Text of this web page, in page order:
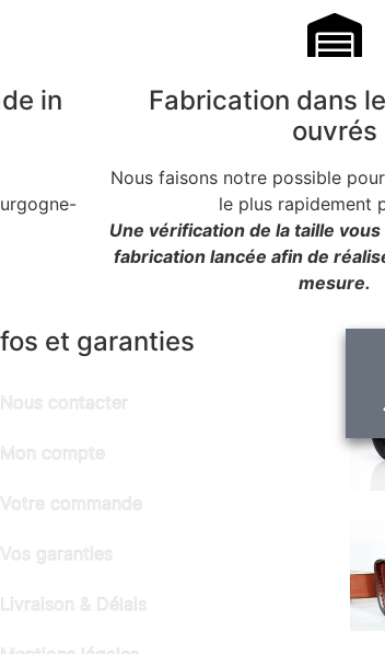
in
Fabrication dans
ouvrés
Nous faisons notre possible
le plus rapidement
Une vérification de la taille
fabrication lancée afin de
mesure.
et garanties
Nous contacter
Mon compte
Votre commande
Vos garanties
Livraison & Délais